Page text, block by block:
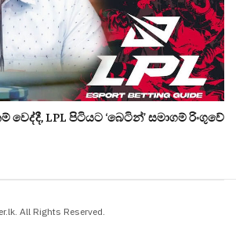
LPL පිටියට ‘බෙටින්’ සමාගම් රිංගුවේ
All Rights Reserved.